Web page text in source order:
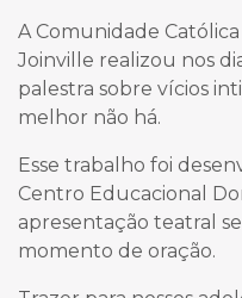
A Comunidade
Joinville realizou nos
palestra sobre vícios
melhor não há.
Esse trabalho foi
Centro Educacional
apresentação teatral
momento de oração.